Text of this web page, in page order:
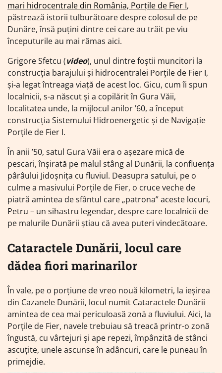
mari hidrocentrale din România, Porțile de Fier I,
păstrează istorii tulburătoare despre colosul de pe
Dunăre, însă puțini dintre cei care au trăit pe viu
începuturile au mai rămas aici.
Grigore Sfetcu (video), unul dintre foștii muncitori la
construcția barajului și hidrocentralei Porțile de Fier I,
și-a legat întreaga viață de acest loc. Gicu, cum îi spun
localnicii, s-a născut și a copilărit în Gura Văii,
localitatea unde, la mijlocul anilor ’60, a început
construcția Sistemului Hidroenergetic și de Navigație
Porțile de Fier I.
În anii ’50, satul Gura Văii era o așezare mică de
pescari, înșirată pe malul stâng al Dunării, la confluența
pârâului Jidoșnița cu fluviul. Deasupra satului, pe o
culme a masivului Porțile de Fier, o cruce veche de
piatră amintea de sfântul care „patrona” aceste locuri,
Petru – un sihastru legendar, despre care localnicii de
pe malurile Dunării știau că avea puteri vindecătoare.
Cataractele Dunării, locul care
dădea fiori marinarilor
În vale, pe o porțiune de vreo nouă kilometri, la ieșirea
din Cazanele Dunării, locul numit Cataractele Dunării
amintea de cea mai periculoasă zonă a fluviului. Aici, la
Porțile de Fier, navele trebuiau să treacă printr-o zonă
îngustă, cu vârtejuri și ape repezi, împânzită de stânci
ascuțite, unele ascunse în adâncuri, care le puneau în
primejdie.